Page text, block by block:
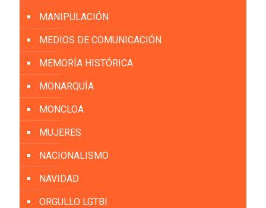
MANIPULACIÓN
MEDIOS DE COMUNICACIÓN
MEMORÍA HISTÓRICA
MONARQUÍA
MONCLOA
MUJERES
NACIONALISMO
NAVIDAD
ORGULLO LGTBI